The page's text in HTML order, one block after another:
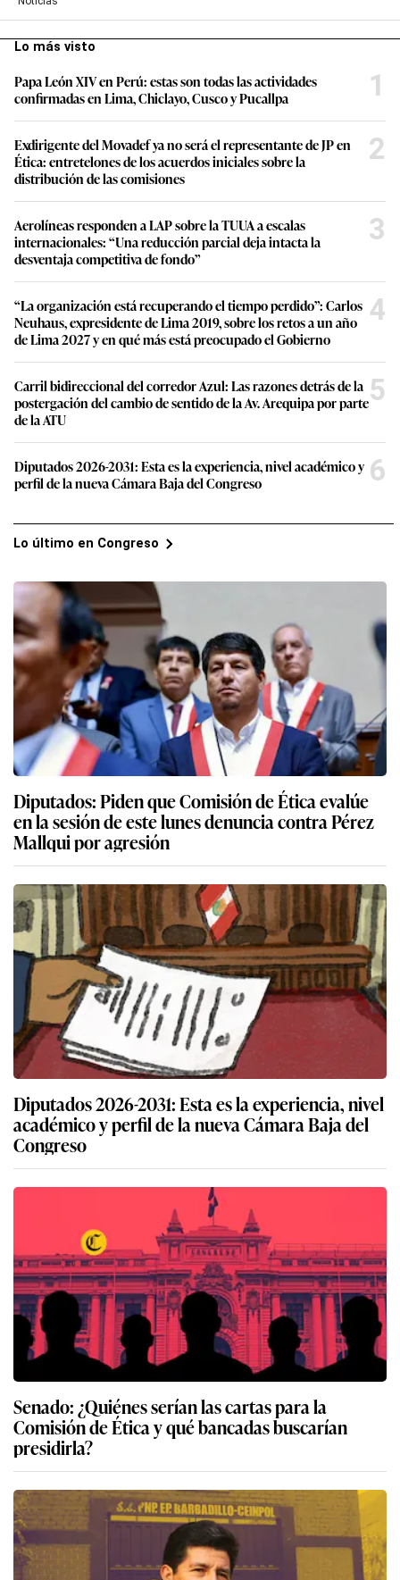
Lo más visto
Papa León XIV en Perú: estas son todas las actividades
confirmadas en Lima, Chiclayo, Cusco y Pucallpa
1
Exdirigente del Movadef ya no será el representante de JP en
Ética: entretelones de los acuerdos iniciales sobre la
distribución de las comisiones
2
Aerolíneas responden a LAP sobre la TUUA a escalas
internacionales: “Una reducción parcial deja intacta la
desventaja competitiva de fondo”
3
“La organización está recuperando el tiempo perdido”: Carlos
Neuhaus, expresidente de Lima 2019, sobre los retos a un año
de Lima 2027 y en qué más está preocupado el Gobierno
4
Carril bidireccional del corredor Azul: Las razones detrás de la
postergación del cambio de sentido de la Av. Arequipa por parte
de la ATU
5
Diputados 2026-2031: Esta es la experiencia, nivel académico y
perfil de la nueva Cámara Baja del Congreso
6
Lo último en Congreso
Diputados: Piden que Comisión de Ética evalúe
en la sesión de este lunes denuncia contra Pérez
Mallqui por agresión
Diputados 2026-2031: Esta es la experiencia, nivel
académico y perfil de la nueva Cámara Baja del
Congreso
Senado: ¿Quiénes serían las cartas para la
Comisión de Ética y qué bancadas buscarían
presidirla?